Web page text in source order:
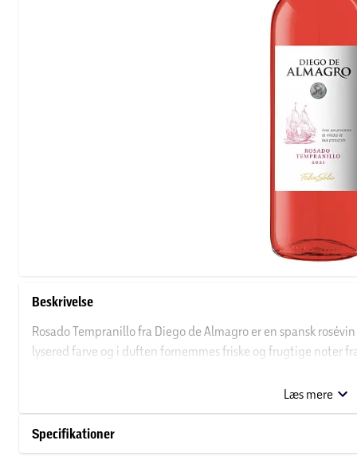
Beskrivelse
Rosado Tempranillo fra Diego de Almagro er en spansk
lyserød farve og i duften fornemmes friske og frugtige noter
Servér den let afkølet for dine gæster som et dejligt glas vin
picnic.
Læs mere
Specifikationer